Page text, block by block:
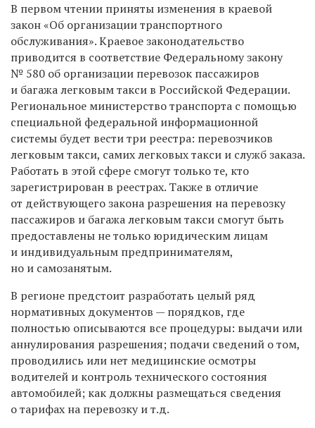
В первом чтении приняты изменения в краевой
закон «Об организации транспортного
обслуживания». Краевое законодательство
приводится в соответствие Федеральному закону
№ 580 об организации перевозок пассажиров
и багажа легковым такси в Российской Федерации.
Региональное министерство транспорта с помощью
специальной федеральной информационной
системы будет вести три реестра: перевозчиков
легковым такси, самих легковых такси и служб заказа.
Работать в этой сфере смогут только те, кто
зарегистрирован в реестрах. Также в отличие
от действующего закона разрешения на перевозку
пассажиров и багажа легковым такси смогут быть
предоставлены не только юридическим лицам
и индивидуальным предпринимателям,
но и самозанятым.
В регионе предстоит разработать целый ряд
нормативных документов — порядков, где
полностью описываются все процедуры: выдачи или
аннулирования разрешения; подачи сведений о том,
проводились или нет медицинские осмотры
водителей и контроль технического состояния
автомобилей; как должны размещаться сведения
о тарифах на перевозку и т.д.